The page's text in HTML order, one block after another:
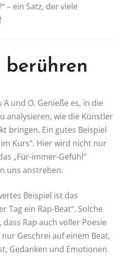
– ein Satz, der viele
berühren
und O. Genieße es, in die
analysieren, wie die Künstler
bringen. Ein gutes Beispiel
Kurs“. Hier wird nicht nur
„Für-immer-Gefühl“
uns anstreben.
Beispiel ist das
Tag ein Rap-Beat“. Solche
Rap auch voller Poesie
Geschrei auf einem Beat,
Gedanken und Emotionen